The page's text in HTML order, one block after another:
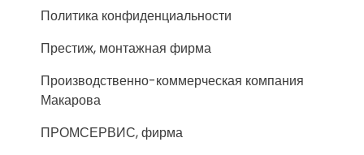
Политика конфиденциальности
Престиж, монтажная фирма
Производственно-коммерческая компания
Макарова
ПРОМСЕРВИС, фирма